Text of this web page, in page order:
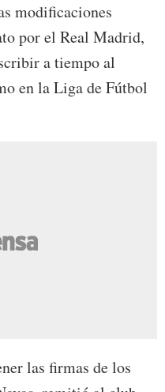
modificaciones
por el Real Madrid,
a tiempo al
en la Liga de Fútbol
las firmas de los